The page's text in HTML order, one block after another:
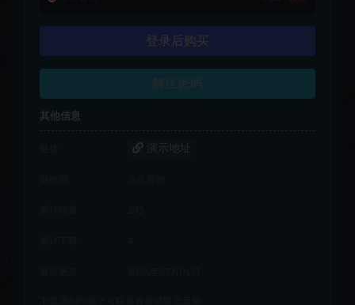
登录后购买
解压密码
其他信息
演示地址